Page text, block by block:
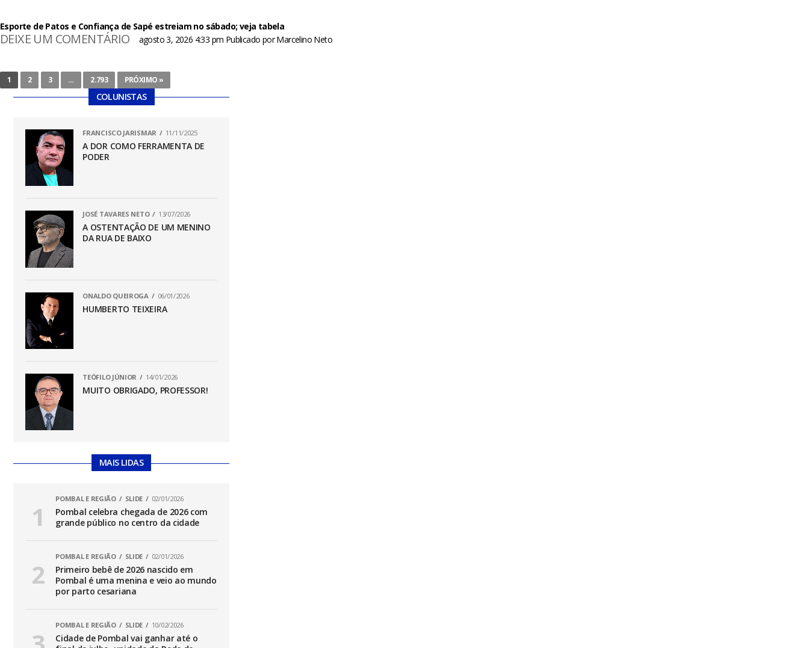
Esporte de Patos e Confiança de Sapé estreiam no sábado; veja tabela
agosto 3, 2026 4:33 pm Publicado porMarcelino Neto
DEIXE UM COMENTÁRIO
1 2 3 … 2.793 PRÓXIMO »
COLUNISTAS
FRANCISCO JARISMAR 11/11/2025
A DOR COMO FERRAMENTA DE
PODER
JOSÉ TAVARES NETO 13/07/2026
A OSTENTAÇÃO DE UM MENINO
DA RUA DE BAIXO
ONALDO QUEIROGA 06/01/2026
HUMBERTO TEIXEIRA
TEÓFILO JÚNIOR 14/01/2026
MUITO OBRIGADO, PROFESSOR!
MAIS LIDAS
POMBAL E REGIÃO SLIDE 02/01/2026
Pombal celebra chegada de 2026 com
grande público no centro da cidade
POMBAL E REGIÃO SLIDE 02/01/2026
Primeiro bebê de 2026 nascido em
Pombal é uma menina e veio ao mundo
por parto cesariana
POMBAL E REGIÃO SLIDE 10/02/2026
Cidade de Pombal vai ganhar até o